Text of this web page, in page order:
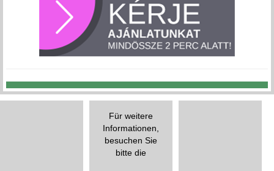
Für weitere
Informationen,
besuchen Sie
bitte die